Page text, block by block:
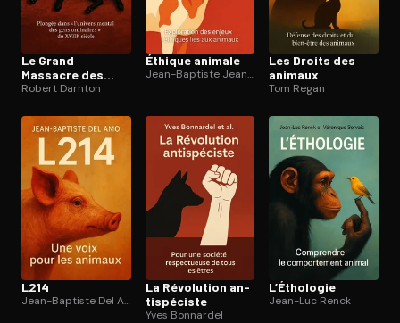
Le Grand
Massacre des
chats
Robert Darnton
Éthique animale
Jean-Baptiste Jeangène Vilmer
Les Droits des
animaux
Tom Regan
L214
Jean-Baptiste Del Amo
La Révolution an­
ti­spé­ciste
Yves Bonnardel
L’Éthologie
Jean-Luc Renck